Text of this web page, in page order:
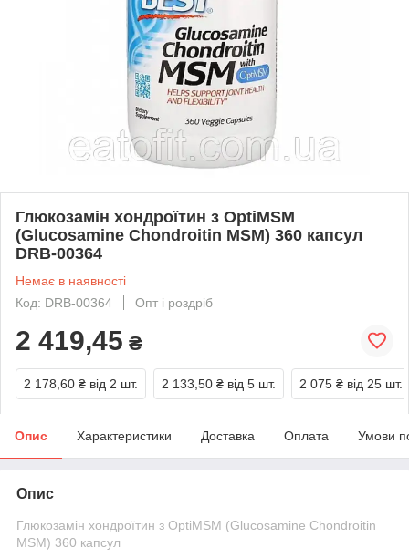
Глюкозамін хондроїтин з OptiMSM
(Glucosamine Chondroitin MSM) 360 капсул
DRB-00364
Немає в наявності
Код: DRB-00364
Опт і роздріб
2 419,45 ₴
2 178,60 ₴ від 2 шт. 2 133,50 ₴ від 5 шт. 2 075 ₴ від 25 шт.
Опис Характеристики Доставка Оплата Умови
Опис
Глюкозамін хондроїтин з OptiMSM (Glucosamine Chondroitin
MSM) 360 капсул